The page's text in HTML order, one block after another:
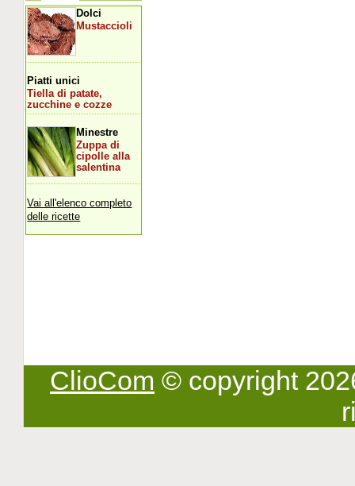
Dolci
Mustaccioli
Piatti unici
Tiella di patate,
zucchine e cozze
Minestre
Zuppa di
cipolle alla
salentina
Vai all'elenco completo
delle ricette
ClioCom © copyright